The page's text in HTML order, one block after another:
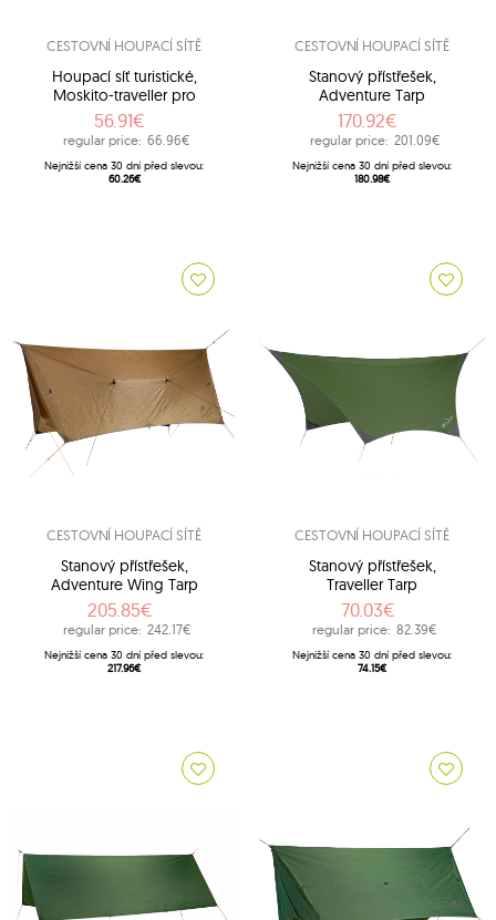
CESTOVNÍ HOUPACÍ SÍTĚ
Houpací síť turistické,
Moskito-traveller pro
56.91€
regular price: 66.96€
Nejnižší cena 30 dní před slevou:
60.26€
CESTOVNÍ HOUPACÍ SÍTĚ
Stanový přístřešek,
Adventure Tarp
170.92€
regular price: 201.09€
Nejnižší cena 30 dní před slevou:
180.98€
CESTOVNÍ HOUPACÍ SÍTĚ
Stanový přístřešek,
Adventure Wing Tarp
205.85€
regular price: 242.17€
Nejnižší cena 30 dní před slevou:
217.96€
CESTOVNÍ HOUPACÍ SÍTĚ
Stanový přístřešek,
Traveller Tarp
70.03€
regular price: 82.39€
Nejnižší cena 30 dní před slevou:
74.15€